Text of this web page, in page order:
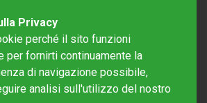
Privacy
perché il sito funzioni
per fornirti continuamente la
di navigazione possibile,
analisi sull'utilizzo del nostro